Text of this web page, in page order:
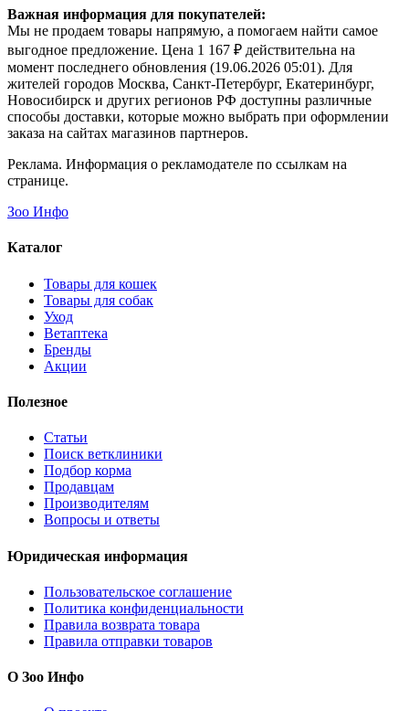
Важная информация для покупателей:
Мы не продаем товары напрямую, а помогаем найти самое
выгодное предложение. Цена 1 167 ₽ действительна на
момент последнего обновления (19.06.2026 05:01). Для
жителей городов Москва, Санкт-Петербург, Екатеринбург,
Новосибирск и других регионов РФ доступны различные
способы доставки, которые можно выбрать при оформлении
заказа на сайтах магазинов партнеров.
Реклама. Информация о рекламодателе по ссылкам на
странице.
Зоо Инфо
Каталог
Товары для кошек
Товары для собак
Уход
Ветаптека
Бренды
Акции
Полезное
Статьи
Поиск ветклиники
Подбор корма
Продавцам
Производителям
Вопросы и ответы
Юридическая информация
Пользовательское соглашение
Политика конфиденциальности
Правила возврата товара
Правила отправки товаров
О Зоо Инфо